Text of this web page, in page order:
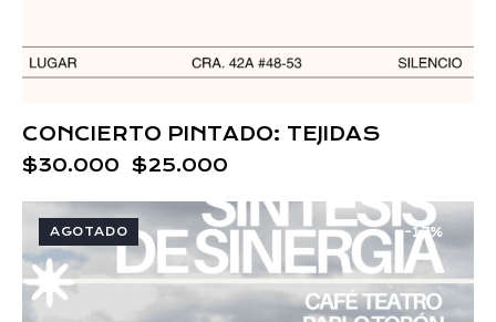
CONCIERTO PINTADO: TEJIDAS
$30.000 $25.000
AGOTADO -17%